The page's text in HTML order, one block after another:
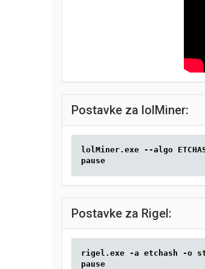
Postavke za lolMiner:
lolMiner.exe --algo
pause
Postavke za Rigel:
rigel.exe -a etchash -o
pause